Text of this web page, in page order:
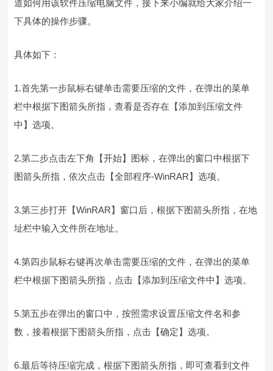
道如何用该软件压缩电脑文件，接下来小编就给大家介绍一
下具体的操作步骤。
具体如下：
1.首先第一步鼠标右键单击需要压缩的文件，在弹出的菜单
栏中根据下图箭头所指，查看是否存在【添加到压缩文件
中】选项。
2.第二步点击左下角【开始】图标，在弹出的窗口中根据下
图箭头所指，依次点击【全部程序-WinRAR】选项。
3.第三步打开【WinRAR】窗口后，根据下图箭头所指，在地
址栏中输入文件所在地址。
4.第四步鼠标右键再次单击需要压缩的文件，在弹出的菜单
栏中根据下图箭头所指，点击【添加到压缩文件中】选项。
5.第五步在弹出的窗口中，按照需求设置压缩文件名和参
数，接着根据下图箭头所指，点击【确定】选项。
6.最后等待压缩完成，根据下图箭头所指，即可查看到文件